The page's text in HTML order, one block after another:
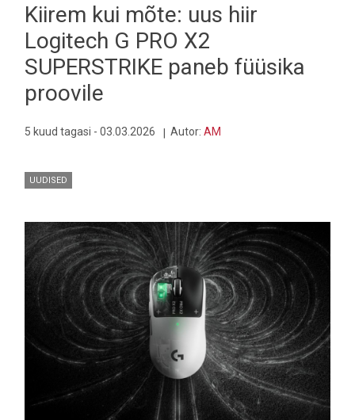
Kiirem kui mõte: uus hiir
Logitech G PRO X2
SUPERSTRIKE paneb füüsika
proovile
5 kuud tagasi - 03.03.2026 Autor: AM
UUDISED
Pilt